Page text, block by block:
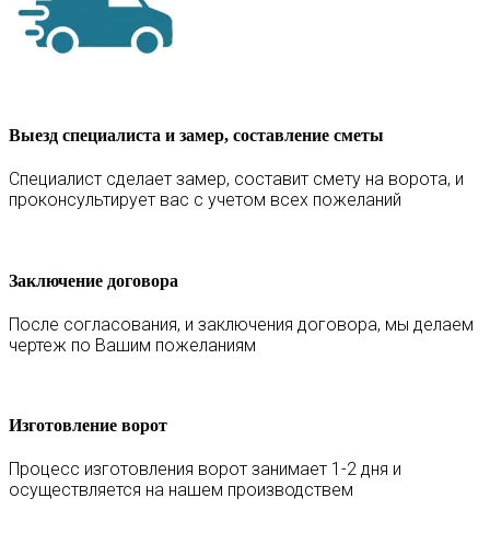
Выезд специалиста и замер, составление сметы
Специалист сделает замер, составит смету на ворота, и
проконсультирует вас с учетом всех пожеланий
Заключение договора
После согласования, и заключения договора, мы делаем
чертеж по Вашим пожеланиям
Изготовление ворот
Процесс изготовления ворот занимает 1-2 дня и
осуществляется на нашем производствем